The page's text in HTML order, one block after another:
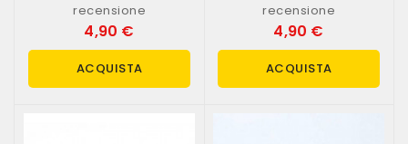
recensione
4,90 €
ACQUISTA
recensione
4,90 €
ACQUISTA